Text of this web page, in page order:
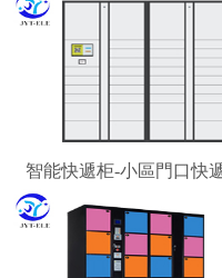
智能快遞柜-小區門口快
柜-校園快遞柜